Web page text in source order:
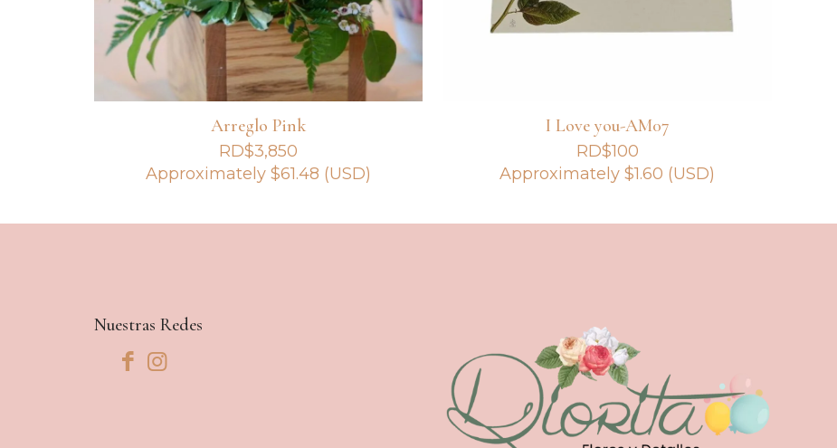
Arreglo Pink
RD$3,850
Approximately $61.48 (USD)
I Love you-AM07
RD$100
Approximately$1.60 (USD)
Nuestras Redes